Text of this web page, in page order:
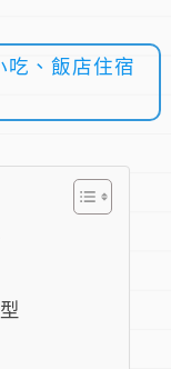
吃、飯店住宿